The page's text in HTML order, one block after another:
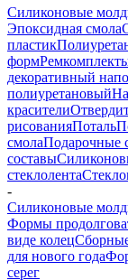
Силиконовые
Эпоксидная смола
пластик
форм
декоративный
полиуретановый
красители
рисованияПоталь
смолаПодарочные
составы
стеклолента
-
Силиконовые
Формы
виде колец
для нового года
серег